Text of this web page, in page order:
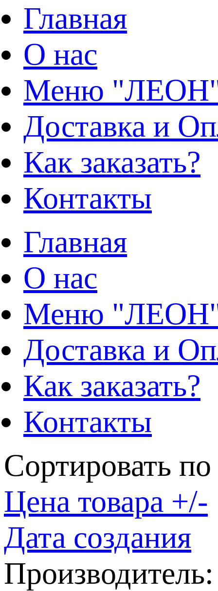
Главная
О нас
Меню
Доставка и
Как заказать?
Контакты
Главная
О нас
Меню
Доставка и
Как заказать?
Контакты
Сортировать по
Цена товара +/-
Дата создания
Производитель: